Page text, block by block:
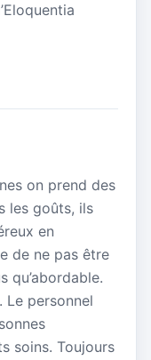
on prend des
les goûts, ils
en
de ne pas être
qu’abordable.
Le personnel
soins. Toujours